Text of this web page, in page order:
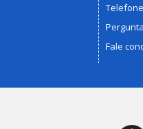
Fale